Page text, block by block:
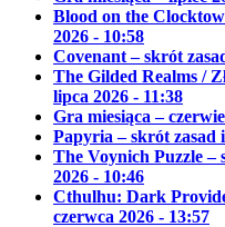
Blood on the
2026 - 10:58
Covenant – skrót
The Gilded Realms /
lipca 2026 - 11:38
Gra miesiąca –
Papyria – skrót zasad
The Voynich Puzzle –
2026 - 10:46
Cthulhu: Dark
czerwca 2026 - 13:57